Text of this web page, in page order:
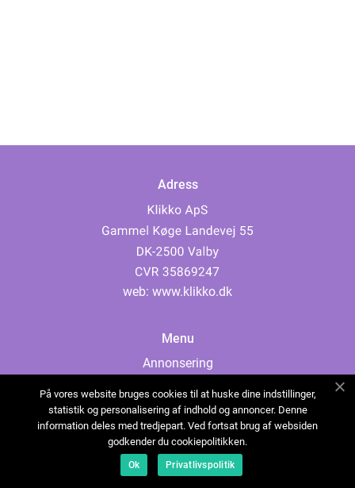
Adress
web: www.klikko.dk
Menu
Annonsering
Cookies
Kontakta oss
Sitemap
På vores website bruges cookies til at huske dine indstillinger,
statistik og personalisering af indhold og annoncer. Denne
information deles med tredjepart. Ved fortsat brug af websiden
godkender du cookiepolitikken.
Ok Privatlivspolitik